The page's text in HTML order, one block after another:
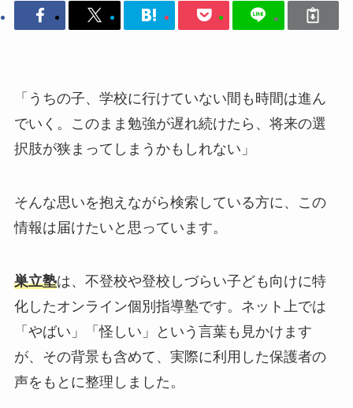
「うちの子、学校に行けていない間も時間は進ん
でいく。このまま勉強が遅れ続けたら、将来の選
択肢が狭まってしまうかもしれない」
そんな思いを抱えながら検索している方に、この
情報は届けたいと思っています。
巣立塾は、不登校や登校しづらい子ども向けに特
化したオンライン個別指導塾です。ネット上では
「やばい」「怪しい」という言葉も見かけます
が、その背景も含めて、実際に利用した保護者の
声をもとに整理しました。